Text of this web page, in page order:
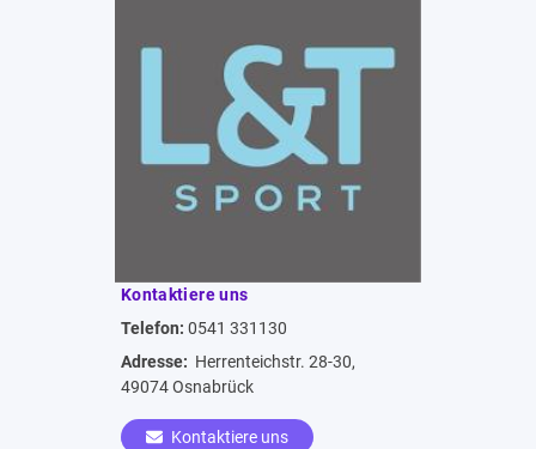
Kontaktiere uns
Telefon: 0541 331130
Adresse: Herrenteichstr. 28-30,
49074 Osnabrück
Kontaktiere uns